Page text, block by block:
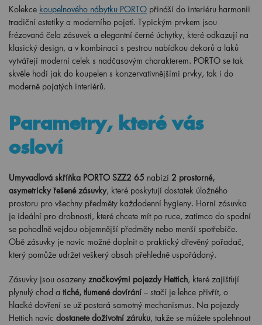
Kolekce koupelnového nábytku PORTO přináší do interiéru harmonii
tradiční estetiky a moderního pojetí. Typickým prvkem jsou
frézovaná čela zásuvek a elegantní černé úchytky, které odkazují na
klasický design, a v kombinaci s pestrou nabídkou dekorů a laků
vytvářejí moderní celek s nadčasovým charakterem. PORTO se tak
skvěle hodí jak do koupelen s konzervativnějšími prvky, tak i do
moderně pojatých interiérů.
Parametry, které vás
osloví
Umyvadlová skříňka PORTO SZZ2 65 nabízí 2 prostorné,
asymetricky řešené zásuvky, které poskytují dostatek úložného
prostoru pro všechny předměty každodenní hygieny. Horní zásuvka
je ideální pro drobnosti, které chcete mít po ruce, zatímco do spodní
se pohodlně vejdou objemnější předměty nebo menší spotřebiče.
Obě zásuvky je navíc možné doplnit o praktický dřevěný pořadač,
který pomůže udržet veškerý obsah přehledně uspořádaný.
Zásuvky jsou osazeny značkovými pojezdy Hettich, které zajišťují
plynulý chod a tiché, tlumené dovírání – stačí je lehce přivřít, o
hladké dovření se už postará samotný mechanismus. Na pojezdy
Hettich navíc dostanete doživotní záruku, takže se můžete spolehnout